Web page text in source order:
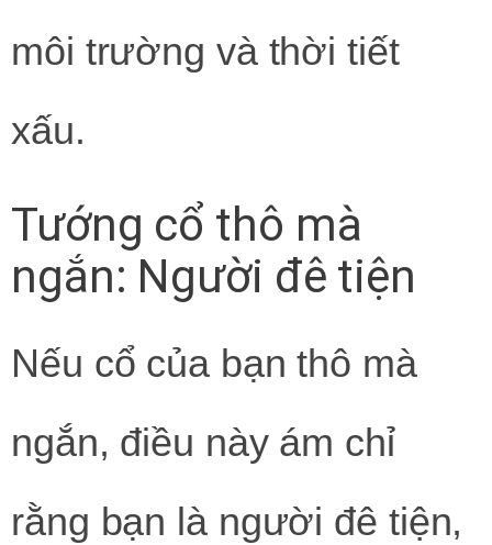
môi trường và thời tiết
xấu.
Tướng cổ thô mà
ngắn: Người đê tiện
Nếu cổ của bạn thô mà
ngắn, điều này ám chỉ
rằng bạn là người đê tiện,